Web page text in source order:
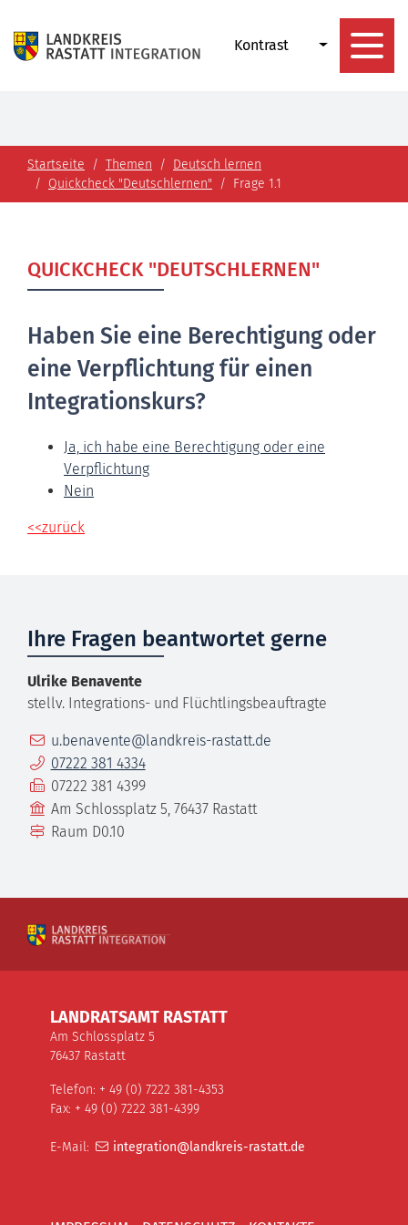
Kontrast
Startseite Themen
Deutsch lernen
Quickcheck "Deutschlernen"
Frage 1.1
QUICKCHECK "DEUTSCHLERNEN"
Haben Sie eine Berechtigung oder
eine Verpflichtung für einen
Integrationskurs?
Ja, ich habe eine Berechtigung oder eine
Verpflichtung
Nein
<<zurück
Ihre Fragen beantwortet gerne
Ulrike Benavente
stellv. Integrations- und Flüchtlingsbeauftragte
E-Mailu.benavente@landkreis-rastatt.de
Telefon07222 381 4334
Fax 07222 381 4399
Gebäude
Am Schlossplatz 5, 76437 Rastatt
Raum D0.10
LANDRATSAMT RASTATT
Am Schlossplatz 5
76437 Rastatt
Telefon: + 49 (0) 7222 381-4353
Fax: + 49 (0) 7222 381-4399
E-Mail: integration@landkreis-rastatt.de